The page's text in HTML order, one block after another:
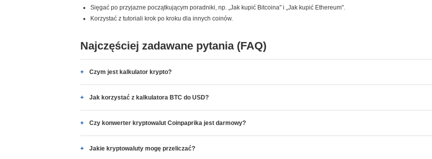
Sięgać po przyjazne początkującym poradniki, np. „Jak kupić Bitcoina" i „Jak kupić Ethereum".
Korzystać z tutoriali krok po kroku dla innych coinów.
Najczęściej zadawane pytania (FAQ)
Czym jest kalkulator krypto?
Jak korzystać z kalkulatora BTC do USD?
Czy konwerter kryptowalut Coinpaprika jest darmowy?
Jakie kryptowaluty mogę przeliczać?